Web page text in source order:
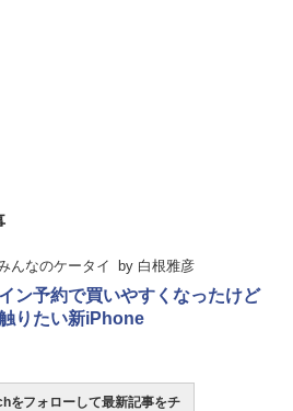
んなのケータイ by 白根雅彦
ン予約で買いやすくなったけど
りたい新iPhone
をフォローして最新記事をチ